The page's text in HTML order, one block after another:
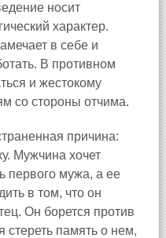
носит
характер.
в себе и
В противном
и жестокому
со стороны отчима.
причина:
Мужчина хочет
первого мужа, а ее
в том, что он
Он борется против
стереть память о нем,